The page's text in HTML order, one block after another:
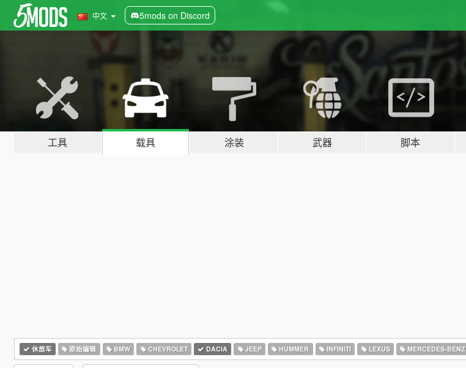
中文 5mods on Discord
工具 载具 涂装 武器 脚本
休旅车 原始编辑 BMW CHEVROLET DACIA JEEP HUMMER INFINITI LEXUS MERCEDES-BENZ